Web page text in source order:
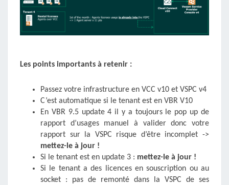
Les points importants à retenir :
Passez votre infrastructure en VCC v10 et VSPC v4
C’est automatique si le tenant est en VBR V10
En VBR 9.5 update 4 il y a toujours le pop up de
rapport d’usages manuel à valider donc votre
rapport sur la VSPC risque d’être incomplet ->
mettez-le à jour !
Si le tenant est en update 3 : mettez-le à jour !
Si le tenant a des licences en souscription ou au
socket : pas de remonté dans la VSPC de ses